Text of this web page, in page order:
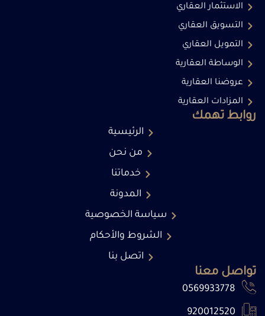
روابط تهمك
الرئيسية
من نحن
خدماتنا
المدونة
سياسة الخصوصية
الشروط والأحكام
اتصل بنا
الاستثمار العقاري
التسويق العقاري
التمويل العقاري
الوساطة العقارية
عروضنا العقارية
المزادات العقارية
تواصل معنا
0569933778
920012520